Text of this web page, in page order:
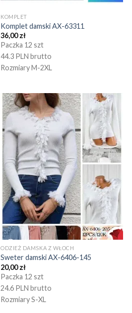
KOMPLET
Komplet damski AX-63311
36,00zł
Paczka 12 szt
44.3 PLN brutto
Rozmiary M-2XL
ODZIEŻ DAMSKA Z WŁOCH
Sweter damski AX-6406-145
20,00zł
Paczka 12 szt
24.6 PLN brutto
Rozmiary S-XL